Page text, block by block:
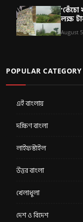
'কেঁচো
লক্ষ
August
POPULAR CATEGORY
এই বাংলায়
দক্ষিণ বাংলা
লাইফস্টাইল
উত্তর বাংলা
খেলাধুলা
দেশ ও বিদেশ